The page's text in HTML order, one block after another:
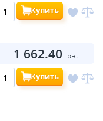
Купить
1 662.40 грн.
Купить